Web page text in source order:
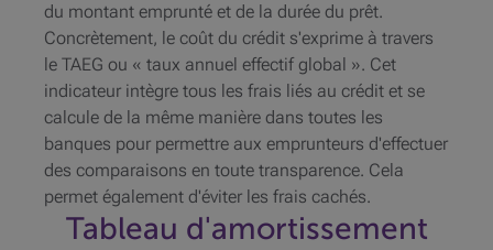
du montant emprunté et de la durée du prêt.
Concrètement, le coût du crédit s'exprime à travers
le TAEG ou « taux annuel effectif global ». Cet
indicateur intègre tous les frais liés au crédit et se
calcule de la même manière dans toutes les
banques pour permettre aux emprunteurs d'effectuer
des comparaisons en toute transparence. Cela
permet également d'éviter les frais cachés.
Tableau d'amortissement